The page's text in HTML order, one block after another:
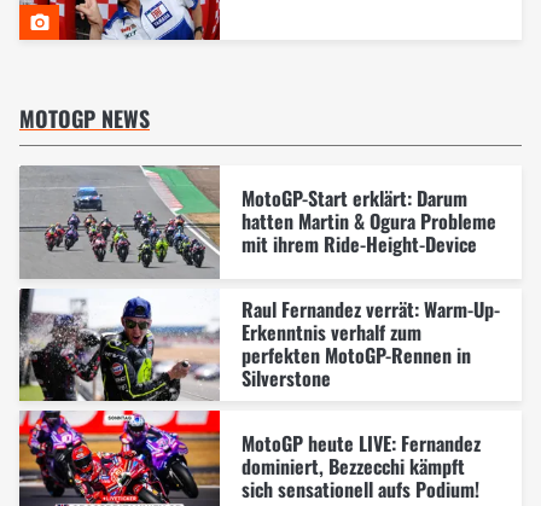
MOTOGP NEWS
MotoGP-Start erklärt: Darum
hatten Martin & Ogura Probleme
mit ihrem Ride-Height-Device
Raul Fernandez verrät: Warm-Up-
Erkenntnis verhalf zum
perfekten MotoGP-Rennen in
Silverstone
MotoGP heute LIVE: Fernandez
dominiert, Bezzecchi kämpft
sich sensationell aufs Podium!